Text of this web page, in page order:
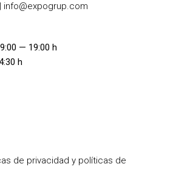
info@expogrup.com
9:00 — 19:00 h
h
de privacidad y políticas de